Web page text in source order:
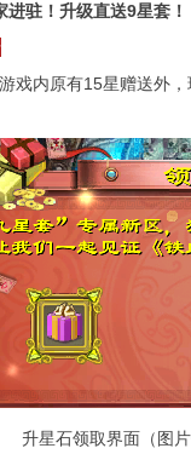
驻！升级直送9星套！
戏内原有15星赠送外
升星石领取界面（图